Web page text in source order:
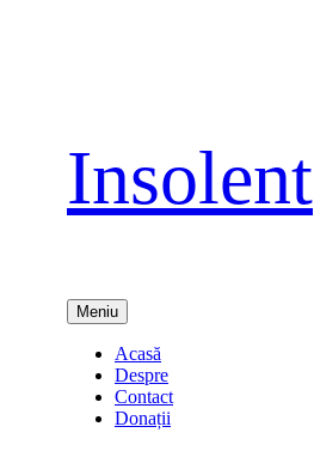
Insolent
Meniu
Acasă
Despre
Contact
Donații